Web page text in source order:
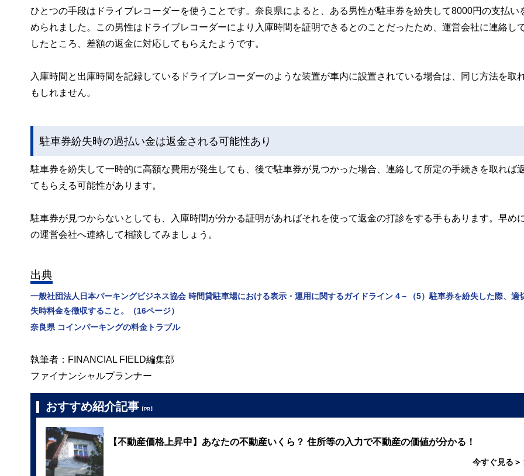
ひとつの手段はドライブレコーダーを使うことです。奈良県によると、ある男性が駐車券を紛失して8000円の支払い
められました。この男性はドライブレコーダーにより入庫時間を証明できるとのことだったため、運営会社に連絡し
したところ、差額の返金に対応してもらえたようです。
入庫時間と出庫時間を記録しているドライブレコーダーのような装置が車内に設置されている場合は、同じ方法を取
もしれません。
駐車券紛失時の過払い金は返金される可能性あり
駐車券を紛失して一時的に高額な費用が発生しても、後で駐車券が見つかった場合、連絡して所定の手続きを取れば
てもらえる可能性があります。
駐車券が見つからないとしても、入庫時間が分かる証明があればそれを使って返金の打診をする手もあります。早め
の運営会社へ連絡して相談してみましょう。
出典
一般社団法人日本パーキングビジネス協会 時間貸駐車場における表示・運用に関するガイドライン 4－（5）駐車券を紛失した際、適
失時料金を徴収すること。（16ページ）
奈良県 コインパーキングの料金トラブル
執筆者：FINANCIAL FIELD編集部
ファイナンシャルプランナー
おすすめ紹介記事 【PR】
【不動産価格上昇中】あなたの不動産いくら？ 住所等の入力で不動産の価値が分かる！
今すぐ見る＞